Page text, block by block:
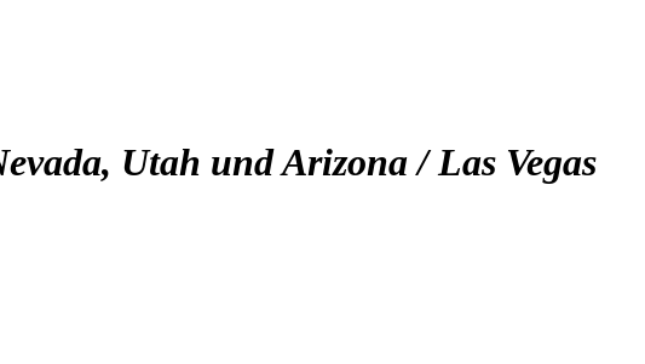
Utah und Arizona / Las Vegas